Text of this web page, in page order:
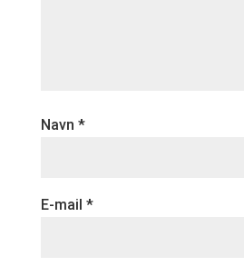
Navn *
E-mail *